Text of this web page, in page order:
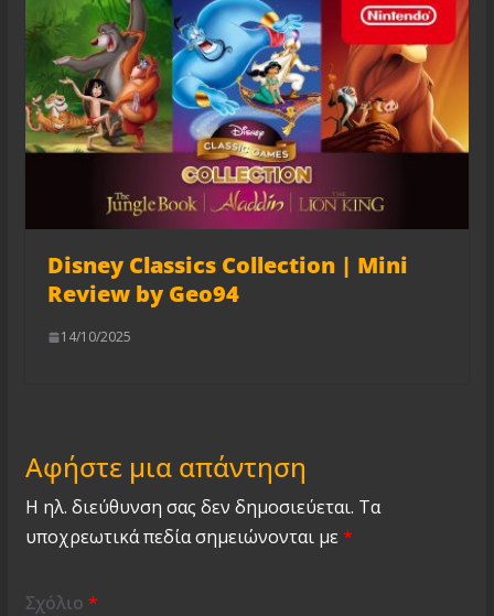
Disney Classics Collection | Mini
Review by Geo94
14/10/2025
Αφήστε μια απάντηση
Η ηλ. διεύθυνση σας δεν δημοσιεύεται. Τα
υποχρεωτικά πεδία σημειώνονται με*
Σχόλιο *